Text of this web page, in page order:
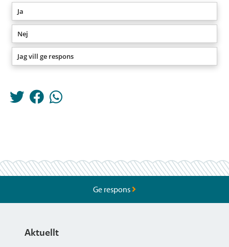
Ja
Nej
Jag vill ge respons
Ge respons
Aktuellt